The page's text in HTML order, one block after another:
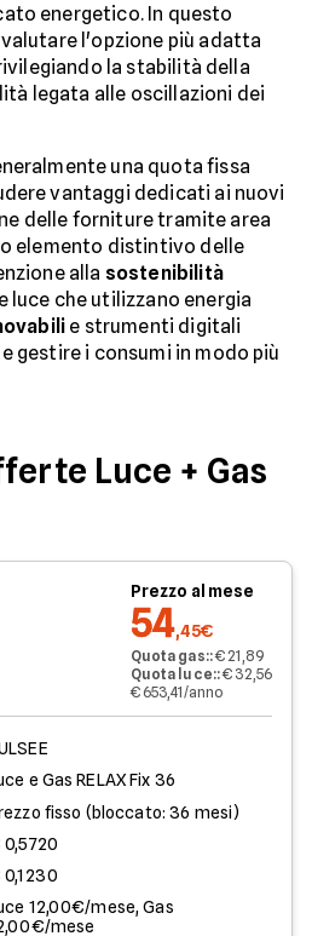
energetico. In questo
l'opzione più adatta
la stabilità della
legata alle oscillazioni dei
una quota fissa
vantaggi dedicati ai nuovi
delle forniture tramite area
elemento distintivo delle
alla sostenibilità
luce che utilizzano energia
e strumenti digitali
gestire i consumi in modo più
Luce + Gas
Prezzo al mese
54,45€
Quota gas::€ 21,89
Quota luce::€ 32,56
€ 653,41/anno
e Gas RELAX Fix 36
fisso (bloccato: 36 mesi)
12,00€/mese, Gas
mese